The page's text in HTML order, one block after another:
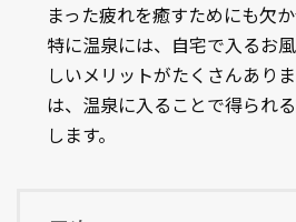
まった疲れを癒すためにも欠か
特に温泉には、自宅で入るお
しいメリットがたくさんあり
は、温泉に入ることで得られ
します。